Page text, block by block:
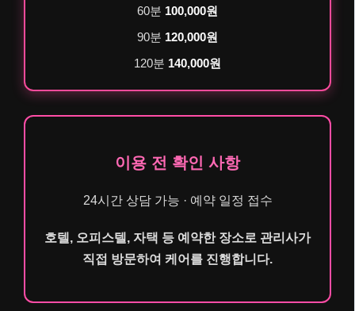
60분 100,000원
90분 120,000원
120분 140,000원
이용 전 확인 사항
24시간 상담 가능 · 예약 일정 접수
호텔, 오피스텔, 자택 등 예약한 장소로 관리사가
직접 방문하여 케어를 진행합니다.